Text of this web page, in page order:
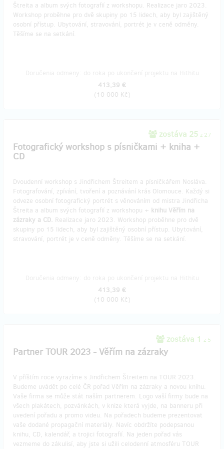
Štreita a album svých fotografií z workshopu. Realizace jaro 2023.
Workshop proběhne pro dvě skupiny po 15 lidech, aby byl zajištěný
osobní přístup. Ubytování, stravování, portrét je v ceně odměny.
Těšíme se na setkání.
413,39 €
(10 000 Kč)
zostáva 25 z 27
Fotografický workshop s písničkami + kniha +
CD
Dvoudenní workshop s Jindřichem Štreitem a písničkářem Nosláva.
Fotografování, zpívání, tvoření a poznávání krás Olomouce. Každý si
odveze osobní fotografický portrét s věnováním od mistra Jindřicha
Štreita a album svých fotografií z workshopu + knihu Věřím na
zázraky a CD. Realizace jaro 2023. Workshop proběhne pro dvě
skupiny po 15 lidech, aby byl zajištěný osobní přístup. Ubytování,
stravování, portrét je v ceně odměny. Těšíme se na setkání.
413,39 €
(10 000 Kč)
zostáva 1 z 5
Partner TOUR 2023 - Věřím na zázraky
V příštím roce vyrazíme s Jindřichem Štreitem na TOUR 2023.
Budeme uvádět po celé ČR pořad Věřím na zázraky a novou knihu.
Vaše firma se může stát naším partnerem. Logo vaší firmy bude na
všech plakátech, pozvánkách, v knize která vyjde, na banneru při
uvedení pořadu a promo videu. Na pořadech budeme prezentovat
vaše dodané propagační materiály. Navíc obdržíte podepsanou
knihu, CD, kalendář, a trojici fotografií. Na jeden pořad vás
vezmeme do zákulisí, aby jste si užili celodenní atmosféru TOUR